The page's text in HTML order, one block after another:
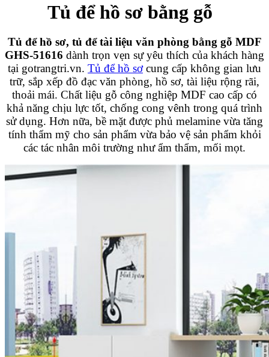
Tủ để hồ sơ bằng gỗ
Tủ để hồ sơ, tủ để tài liệu văn phòng bằng gỗ MDF
GHS-51616 dành trọn vẹn sự yêu thích của khách hàng
tại gotrangtri.vn. Tủ để hồ sơcung cấp không gian lưu
trữ, sắp xếp đồ đạc văn phòng, hồ sơ, tài liệu rộng rãi,
thoải mái. Chất liệu gỗ công nghiệp MDF cao cấp có
khả năng chịu lực tốt, chống cong vênh trong quá trình
sử dụng. Hơn nữa, bề mặt được phủ melamine vừa tăng
tính thẩm mỹ cho sản phẩm vừa bảo vệ sản phẩm khỏi
các tác nhân môi trường như ẩm thẩm, mối mọt.